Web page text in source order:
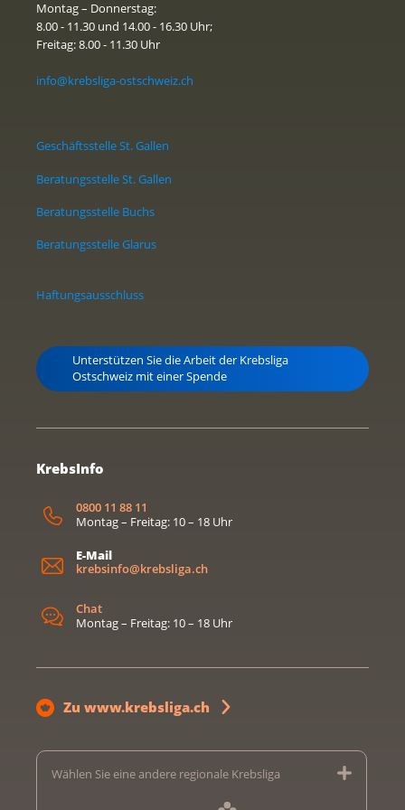
Montag – Donnerstag:
8.00 - 11.30 und 14.00 - 16.30 Uhr;
Freitag: 8.00 - 11.30 Uhr
info@krebsliga-ostschweiz.ch
Geschäftsstelle St. Gallen
Beratungsstelle St. Gallen
Beratungsstelle Buchs
Beratungsstelle Glarus
Haftungsausschluss
Unterstützen Sie die Arbeit der Krebsliga
Ostschweiz mit einer Spende
KrebsInfo
0800 11 88 11
Montag – Freitag: 10 – 18 Uhr
E-Mail
krebsinfo@krebsliga.ch
Chat
Montag – Freitag: 10 – 18 Uhr
Zu www.krebsliga.ch
Wählen Sie eine andere regionale Krebsliga